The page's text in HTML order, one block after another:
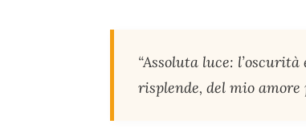
“Assoluta luce:
risplende, del mio amore